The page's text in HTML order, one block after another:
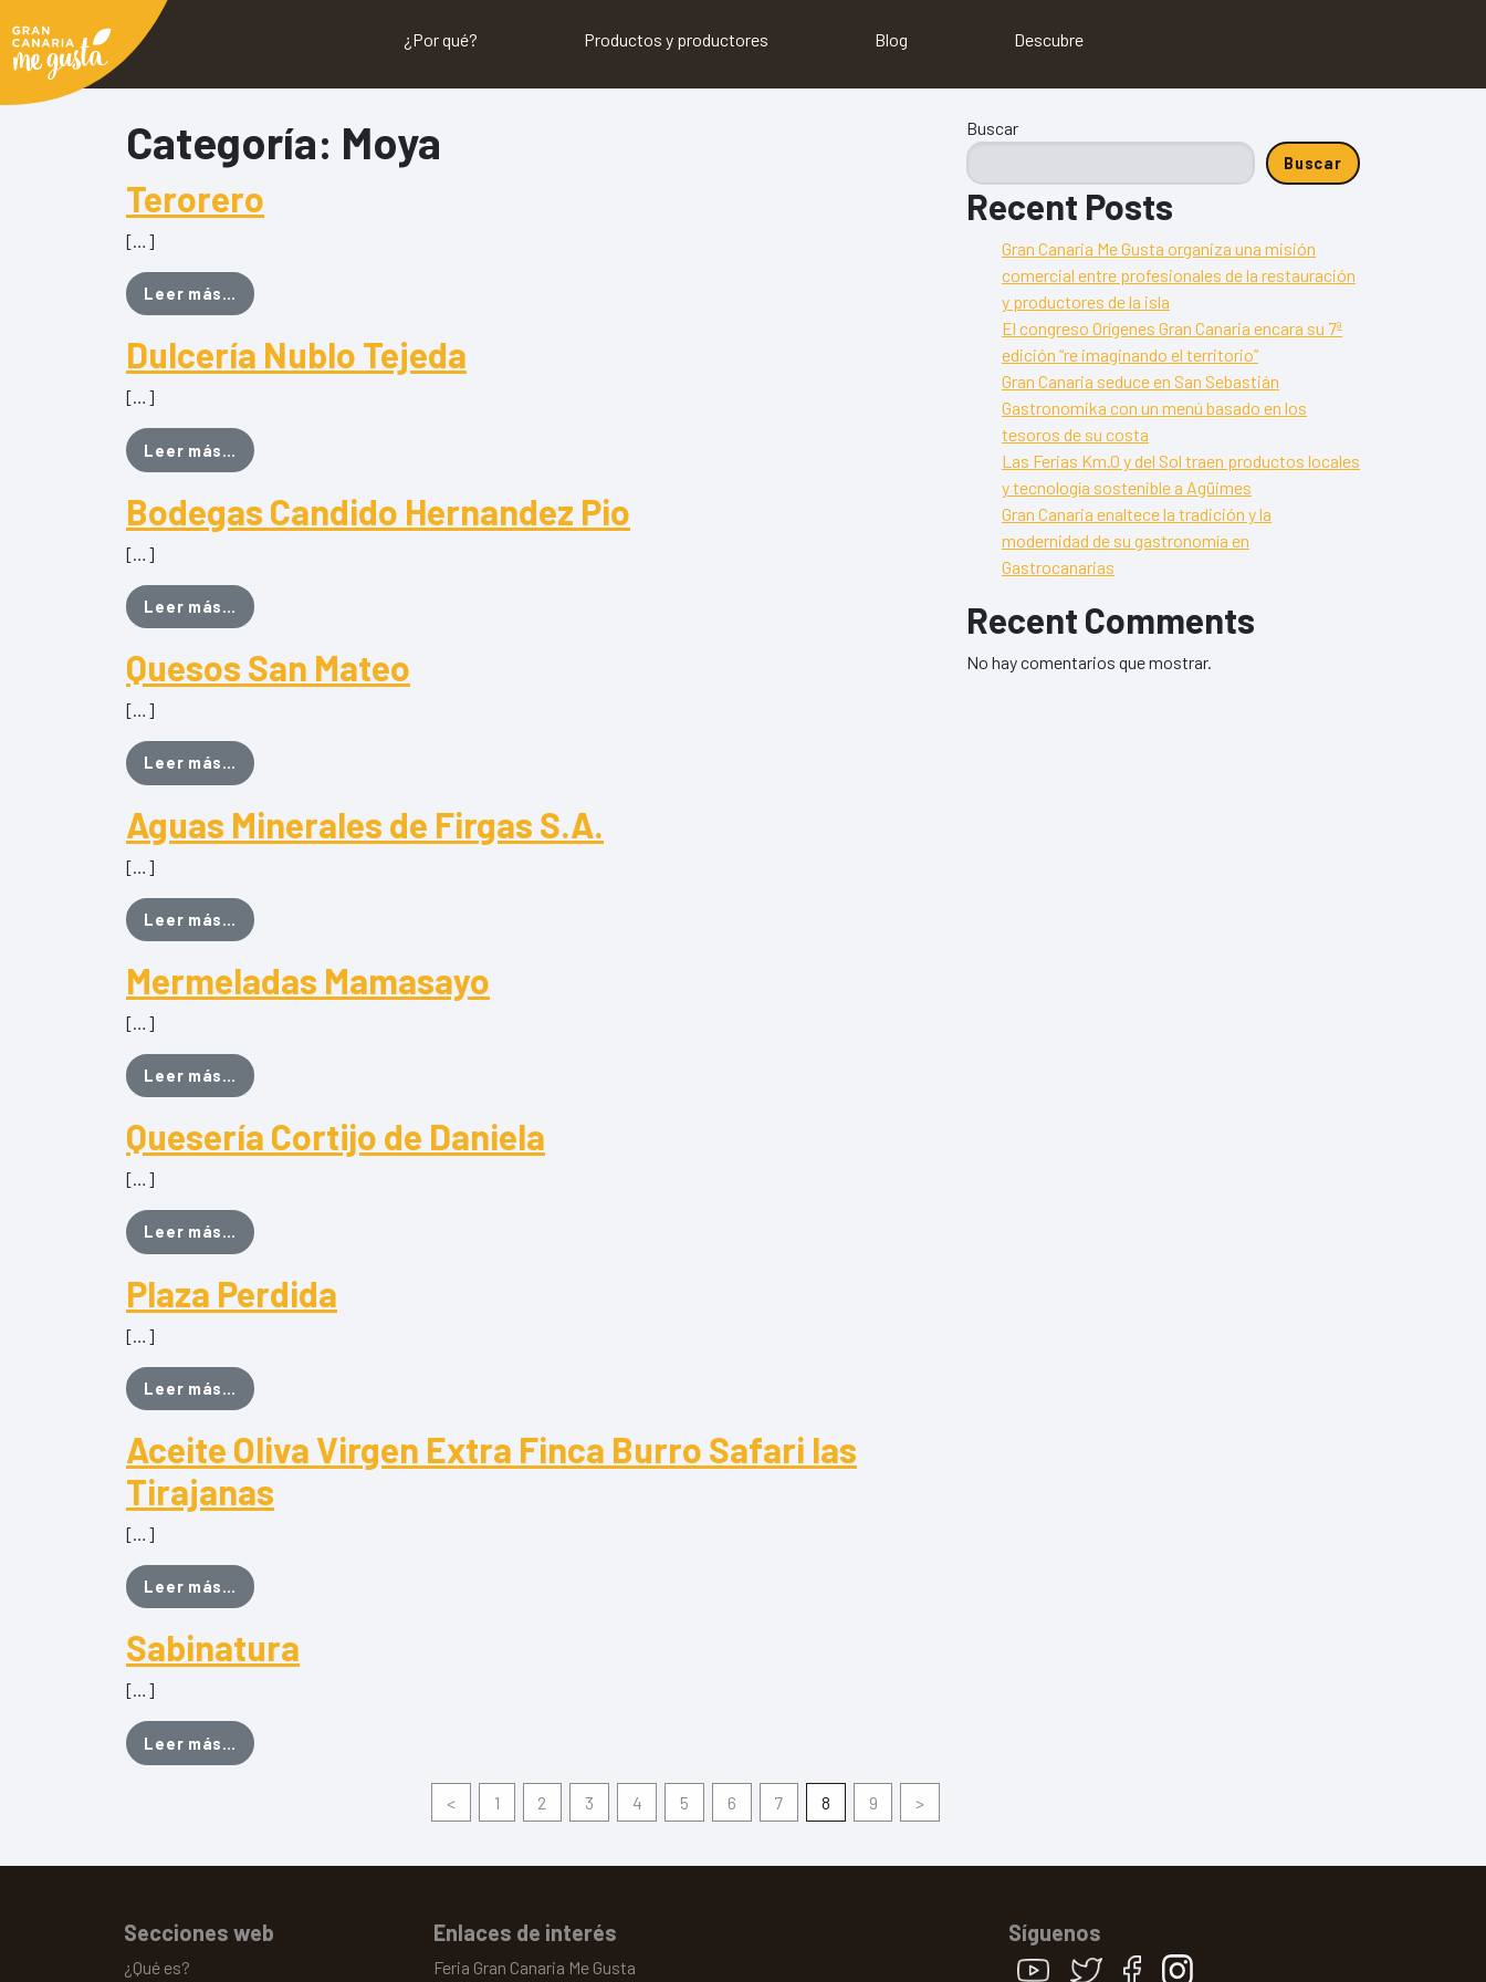
¿Por qué? Productos y productores Blog Descubre
Categoría: Moya
Terorero
[…]
Leer más… from Terorero
Dulcería Nublo Tejeda
[…]
Leer más… from Dulcería Nublo Tejeda
Bodegas Candido Hernandez Pio
[…]
Leer más… from Bodegas Candido Hernandez Pio
Quesos San Mateo
[…]
Leer más… from Quesos San Mateo
Aguas Minerales de Firgas S.A.
[…]
Leer más… from Aguas Minerales de Firgas S.A.
Mermeladas Mamasayo
[…]
Leer más… from Mermeladas Mamasayo
Quesería Cortijo de Daniela
[…]
Leer más… from Quesería Cortijo de Daniela
Plaza Perdida
[…]
Leer más… from Plaza Perdida
Aceite Oliva Virgen Extra Finca Burro Safari las
Tirajanas
[…]
Leer más… from Aceite Oliva Virgen Extra Finca Burro Safari las Tirajanas
Sabinatura
[…]
Leer más… from Sabinatura
< 1 2 3 4 5 6 7 8 9 >
Buscar
Buscar
Recent Posts
Gran Canaria Me Gusta organiza una misión
comercial entre profesionales de la restauración
y productores de la isla
El congreso Orígenes Gran Canaria encara su 7ª
edición “re imaginando el territorio”
Gran Canaria seduce en San Sebastián
Gastronomika con un menú basado en los
tesoros de su costa
Las Ferias Km.0 y del Sol traen productos locales
y tecnología sostenible a Agüimes
Gran Canaria enaltece la tradición y la
modernidad de su gastronomía en
Gastrocanarias
Recent Comments
No hay comentarios que mostrar.
Secciones web
¿Qué es?
Enlaces de interés
Feria Gran Canaria Me Gusta
Síguenos